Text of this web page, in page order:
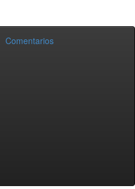
Comentarios